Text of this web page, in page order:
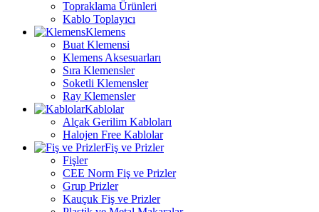
Topraklama Ürünleri
Kablo Toplayıcı
Klemens
Buat Klemensi
Klemens Aksesuarları
Sıra Klemensler
Soketli Klemensler
Ray Klemensler
Kablolar
Alçak Gerilim Kabloları
Halojen Free Kablolar
Fiş ve Prizler
Fişler
CEE Norm Fiş ve Prizler
Grup Prizler
Kauçuk Fiş ve Prizler